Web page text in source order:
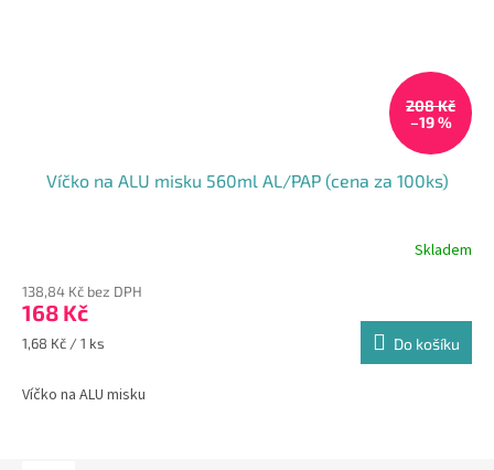
208 Kč
–19 %
Víčko na ALU misku 560ml AL/PAP (cena za 100ks)
Skladem
138,84 Kč bez DPH
168 Kč
Měrná
1,68 Kč / 1 ks Do košíku
Víčko na ALU misku